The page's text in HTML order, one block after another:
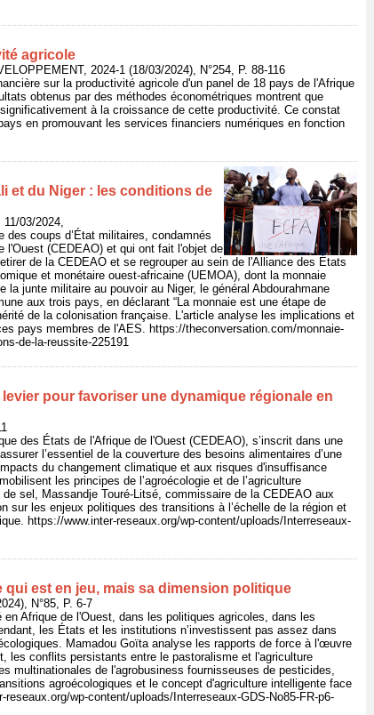
agricole
2024-1 (18/03/2024), N°254, P. 88-116
sur la productivité agricole d'un panel de 18 pays de l'Afrique
obtenus par des méthodes économétriques montrent que
à la croissance de cette productivité. Ce constat
en promouvant les services financiers numériques en fonction
et du Niger : les conditions de
03/2024,
coups d’État militaires, condamnés
l'Ouest (CEDEAO) et qui ont fait l'objet de
de la CEDEAO et se regrouper au sein de l'Alliance des États
et monétaire ouest-africaine (UEMOA), dont la monnaie
junte militaire au pouvoir au Niger, le général Abdourahmane
aux trois pays, en déclarant “La monnaie est une étape de
de la colonisation française. L'article analyse les implications et
pays membres de l'AES. https://theconversation.com/monnaie-
de-la-reussite-225191
pour favoriser une dynamique régionale en
des États de l'Afrique de l'Ouest (CEDEAO), s’inscrit dans une
l’essentiel de la couverture des besoins alimentaires d’une
du changement climatique et aux risques d'insuffisance
les principes de l’agroécologie et de l’agriculture
sel, Massandje Touré-Litsé, commissaire de la CEDEAO aux
sur les enjeux politiques des transitions à l’échelle de la région et
https://www.inter-reseaux.org/wp-content/uploads/Interreseaux-
est en jeu, mais sa dimension politique
N°85, P. 6-7
Afrique de l'Ouest, dans les politiques agricoles, dans les
les États et les institutions n’investissent pas assez dans
Mamadou Goïta analyse les rapports de force à l'œuvre
les conflits persistants entre le pastoralisme et l'agriculture
multinationales de l'agrobusiness fournisseuses de pesticides,
agroécologiques et le concept d'agriculture intelligente face
wp-content/uploads/Interreseaux-GDS-No85-FR-p6-